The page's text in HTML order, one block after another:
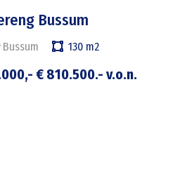
Bussum
Bussum 130m2
€ 810.500.- v.o.n.